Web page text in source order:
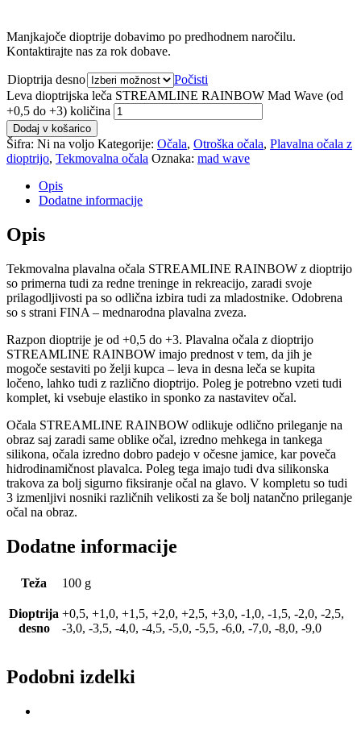
Manjkajoče dioptrije dobavimo po predhodnem naročilu.
Kontaktirajte nas za rok dobave.
Dioptrija desno
Počisti
Leva dioptrijska leča STREAMLINE RAINBOW Mad Wave (od
+0,5 do +3) količina
Dodaj v košarico
Šifra: Ni na voljo Kategorije: Očala, Otroška očala, Plavalna očala z
dioptrijo, Tekmovalna očala Oznaka: mad wave
Opis
Dodatne informacije
Opis
Tekmovalna plavalna očala STREAMLINE RAINBOW z dioptrijo
so primerna tudi za redne treninge in rekreacijo, zaradi svoje
prilagodljivosti pa so odlična izbira tudi za mladostnike. Odobrena
so s strani FINA – mednarodna plavalna zveza.
Razpon dioptrije je od +0,5 do +3. Plavalna očala z dioptrijo
STREAMLINE RAINBOW imajo prednost v tem, da jih je
mogoče sestaviti po želji kupca – leva in desna leča se kupita
ločeno, lahko tudi z različno dioptrijo. Poleg je potrebno vzeti tudi
komplet, ki vsebuje elastiko in sponko za nastavitev očal.
Očala STREAMLINE RAINBOW odlikuje odlično prileganje na
obraz saj zaradi same oblike očal, izredno mehkega in tankega
silikona, očala izredno dobro padejo v očesne jamice, kar poveča
hidrodinamičnost plavalca. Poleg tega imajo tudi dva silikonska
trakova za bolj sigurno fiksiranje očal na glavo. V kompletu so tudi
3 izmenljivi nosniki različnih velikosti za še bolj natančno prileganje
očal na obraz.
Dodatne informacije
Teža 100 g
Dioptrija
desno
+0,5, +1,0, +1,5, +2,0, +2,5, +3,0, -1,0, -1,5, -2,0, -2,5,
-3,0, -3,5, -4,0, -4,5, -5,0, -5,5, -6,0, -7,0, -8,0, -9,0
Podobni izdelki